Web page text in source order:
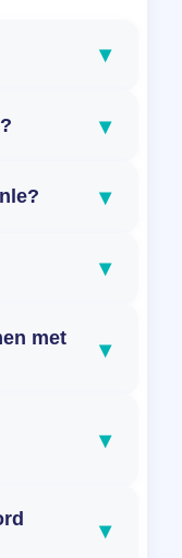
▾
▾
▾
▾
met
▾
▾
▾